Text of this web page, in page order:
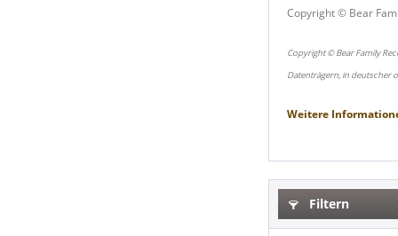
Copyright © Bear
Copyright © Bear Family
Datenträgern, in deutscher
Weitere
Filtern